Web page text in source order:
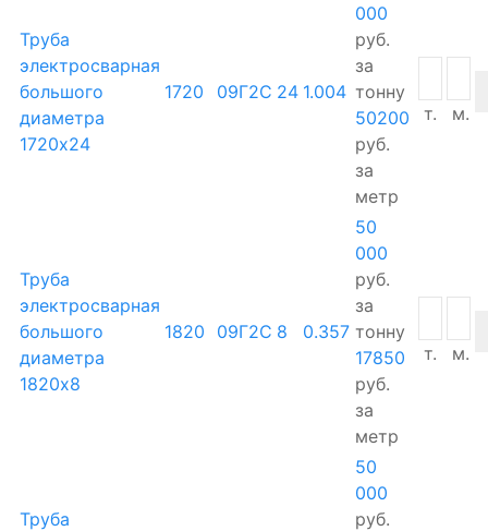
Труба
электросварная
большого
диаметра
1720х24
1720 09Г2С 24 1.004
000
руб.
за
тонну
50200
руб.
за
метр
т. м.
Труба
электросварная
большого
диаметра
1820х8
1820 09Г2С 8 0.357
50
000
руб.
за
тонну
17850
руб.
за
метр
т. м.
Труба
50
000
руб.